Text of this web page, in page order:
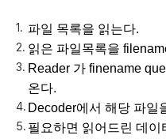
파일 목록을 읽는다.
읽은 파일목록을
Reader 가 finename
온다.
Decoder에서 해당 파일
필요하면 읽어드린 데